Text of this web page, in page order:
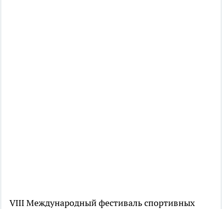
VIII Международный фестиваль спортивных